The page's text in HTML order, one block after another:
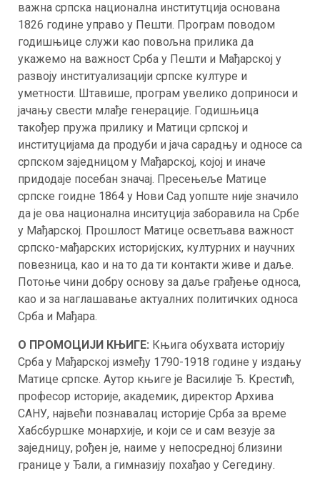
важна српска национална институтција основана
1826 године управо у Пешти. Програм поводом
годишњице служи као повољна прилика да
укажемо на важност Срба у Пешти и Мађарској у
развоју институализацији српске културе и
уметности. Штавише, програм увелико доприноси и
јачању свести млађе генерације. Годишњица
такођер пружа прилику и Матици српској и
институцијама да продуби и јача сарадњу и односе са
српском заједницом у Мађарској, којој и иначе
придодаје посебан значај. Пресењеље Матице
српске гоидне 1864 у Нови Сад уопште није значило
да је ова национална инситуција заборавила на Србе
у Мађарској. Прошлост Матице осветљава важност
српско-мађарских историјских, културних и научних
повезница, као и на то да ти контакти живе и даље.
Потоње чини добру основу за даље грађење односа,
као и за наглашавање актуалних политичких односа
Срба и Мађара.
О ПРОМОЦИЈИ КЊИГЕ: Књига обухвата историју
Срба у Мађарској између 1790-1918 године у издању
Матице српске. Аутор књиге је Василије Ђ. Крестић,
професор историје, академик, директор Архива
САНУ, највећи познавалац историје Срба за време
Хабсбуршке монархије, и који се и сам везује за
заједницу, рођен је, наиме у непосредној близини
границе у Ђали, а гимназију похађао у Сегедину.